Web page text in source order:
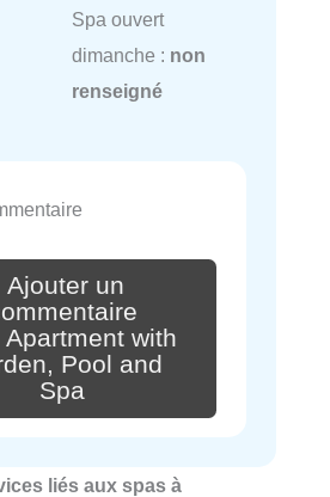
Spa ouvert
dimanche : non
renseigné
Ajouter un
Apartment with
Pool and
Spa
liés aux spas à